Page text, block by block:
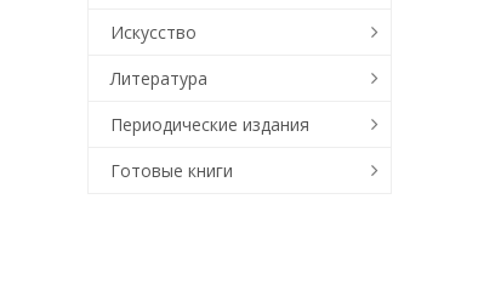
Искусство
Литература
Периодические издания
Готовые книги